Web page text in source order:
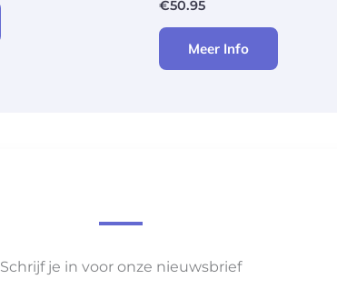
€50.95
Meer Info
Schrijf je in voor onze nieuwsbrief